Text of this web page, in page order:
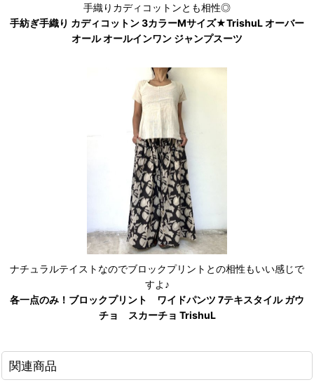
手織りカディコットンとも相性◎
手紡ぎ手織り カディコットン 3カラーMサイズ★TrishuL オーバー
オール オールインワン ジャンプスーツ
ナチュラルテイストなのでブロックプリントとの相性もいい感じで
すよ♪
各一点のみ！ブロックプリント ワイドパンツ 7テキスタイル ガウ
チョ スカーチョ TrishuL
関連商品